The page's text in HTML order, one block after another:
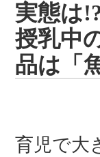
実態は
授乳中
品は「
育児で大